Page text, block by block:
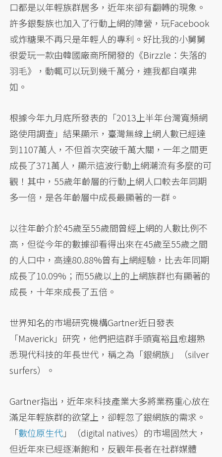
口都是以年輕族群居多，近年來卻有翻轉的現象。
許多銀髮族也加入了行動上網的陣營，玩Facebook
或炸糖果不再只是年輕人的專利。好比我的小舅舅
很愛玩一款由韓國廠商所開發的《Birzzle：失落的
羽毛》，動輒可以玩到幾千萬分，連我都自嘆弗
如。
根據今年九月底所發表的「2013上半年台灣寬頻網
路使用調查」結果顯示，臺灣無線上網人數已經達
到1107萬人，不但首次突破千萬大關，一年之間更
成長了371萬人，顯示這波行動上網潮流有多麼的可
觀！其中，55歲年齡層的行動上網人口較去年同期
多一倍，是各年齡層中成長最顯著的一群。
以往年齡介於45歲至55歲間曾經上網的人數比例不
高，但從今年的數據卻看得出來在45歲至55歲之間
的人口中，高達80.88%曾有上網經驗，比去年同期
成長了10.09%；而55歲以上的上網族群也有顯著的
成長，十年來成長了五倍。
世界知名的市場研究機構Gartner近日發表
「Maverick」研究，他們把這群手頭寬裕且愈趨熟
悉現代科技的年長世代，稱之為「銀網族」（silver
surfers）。
Gartner指出，近年來科技產業大多將業務重心放在
滿足年輕族群的欲望上，卻輕忽了銀網族的需求。
「數位原生代」（digital natives）的市場固然大，
但近年來已經逐漸飽和，反觀年長者在社群媒體